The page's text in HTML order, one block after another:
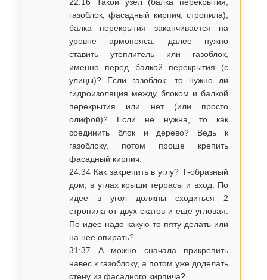
газоблок, фасадный кирпич, стропила),
балка перекрытия заканчивается на
уровне армопояса, далее нужно
ставить утеплитель или газоблок,
именно перед балкой перекрытия (с
улицы)? Если газоблок, то нужно ли
гидроизоляция между блоком и балкой
перекрытия или нет (или просто
олифой)? Если не нужна, то как
соединить блок и дерево? Ведь к
газоблоку, потом проще крепить
фасадный кирпич.
24:34 Как закрепить в углу? Т-образный
дом, в углах крыши террасы и вход. По
идее в угол должны сходиться 2
стропила от двух скатов и еще угловая.
По идее надо какую-то пяту делать или
на нее опирать?
31:37 А можно сначала прикрепить
навес к газоблоку, а потом уже доделать
стену из фасадного кирпича?